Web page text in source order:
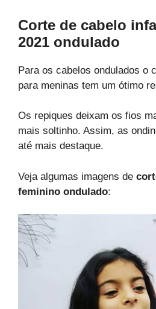
Corte de cabelo
2021 ondulado
Para os cabelos ondulados o
para meninas tem um ótimo
Os repiques deixam os fios
mais soltinho. Assim, as
até mais destaque.
Veja algumas imagens de
feminino ondulado: